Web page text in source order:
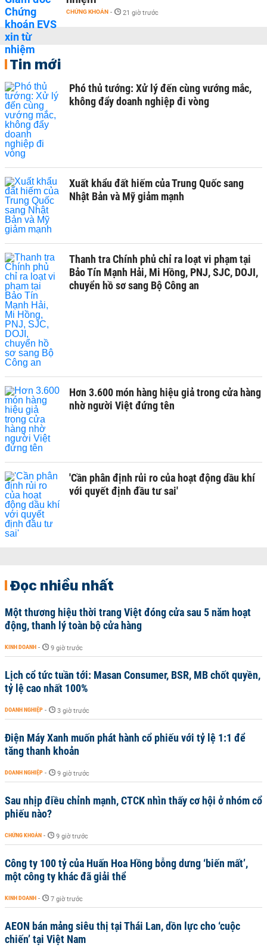
CHỨNG KHOÁN - 21 giờ trước
Tin mới
Phó thủ tướng: Xử lý đến cùng vướng mắc,
không đẩy doanh nghiệp đi vòng
Xuất khẩu đất hiếm của Trung Quốc sang
Nhật Bản và Mỹ giảm mạnh
Thanh tra Chính phủ chỉ ra loạt vi phạm tại
Bảo Tín Mạnh Hải, Mi Hồng, PNJ, SJC, DOJI,
chuyển hồ sơ sang Bộ Công an
Hơn 3.600 món hàng hiệu giả trong cửa hàng
nhờ người Việt đứng tên
'Cần phân định rủi ro của hoạt động dầu khí
với quyết định đầu tư sai'
Đọc nhiều nhất
Một thương hiệu thời trang Việt đóng cửa sau 5 năm hoạt
động, thanh lý toàn bộ cửa hàng
KINH DOANH - 9 giờ trước
Lịch cổ tức tuần tới: Masan Consumer, BSR, MB chốt quyền,
tỷ lệ cao nhất 100%
DOANH NGHIỆP - 3 giờ trước
Điện Máy Xanh muốn phát hành cổ phiếu với tỷ lệ 1:1 để
tăng thanh khoản
DOANH NGHIỆP - 9 giờ trước
Sau nhịp điều chỉnh mạnh, CTCK nhìn thấy cơ hội ở nhóm cổ
phiếu nào?
CHỨNG KHOÁN - 9 giờ trước
Công ty 100 tỷ của Huấn Hoa Hồng bỗng dưng ‘biến mất’,
một công ty khác đã giải thể
KINH DOANH - 7 giờ trước
AEON bán mảng siêu thị tại Thái Lan, dồn lực cho ‘cuộc
chiến’ tại Việt Nam